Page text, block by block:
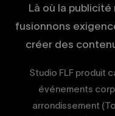
Là où la
fusionnons
créer des
Studio FLF produit
événements
arrondissement